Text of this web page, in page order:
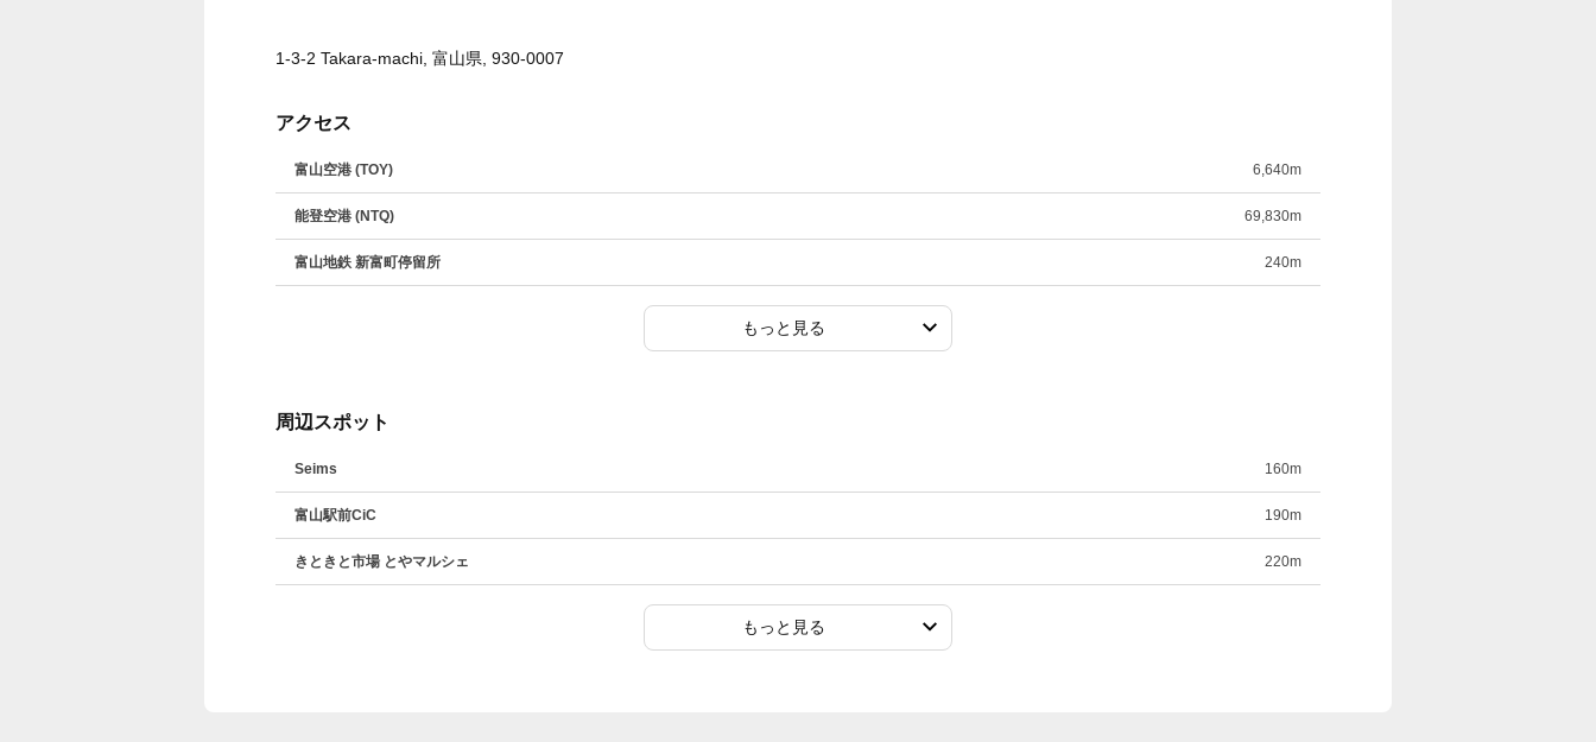
1-3-2 Takara-machi, 富山県, 930-0007
アクセス
富山空港 (TOY) 6,640m
能登空港 (NTQ) 69,830m
富山地鉄 新富町停留所 240m
もっと見る
周辺スポット
Seims 160m
富山駅前CiC 190m
きときと市場 とやマルシェ 220m
もっと見る